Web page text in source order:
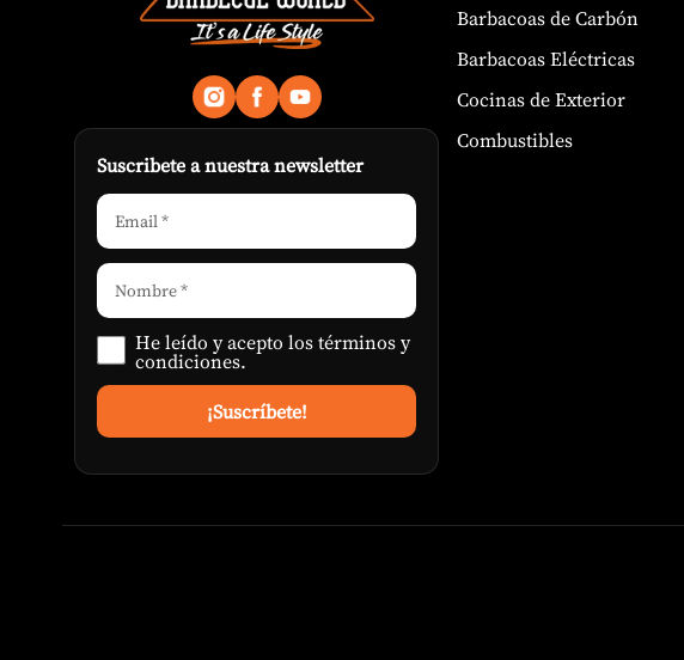
Suscribete a nuestra newsletter
He leído y acepto lostérminos y
condiciones.
Barbacoas de Carbón
Barbacoas Eléctricas
Cocinas de Exterior
Combustibles